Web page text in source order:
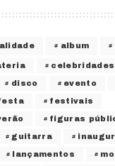
album
celebridades
disco evento
festivais
figuras
guitarra
lançamentos